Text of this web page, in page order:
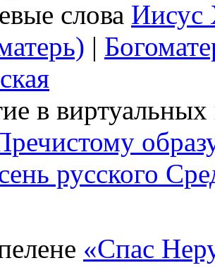
слова Иисус
|
в
русского
«Спас